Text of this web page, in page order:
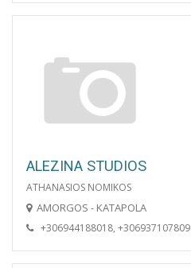
ALEZINA STUDIOS
ATHANASIOS NOMIKOS
AMORGOS - KATAPOLA
+306944188018, +306937107809